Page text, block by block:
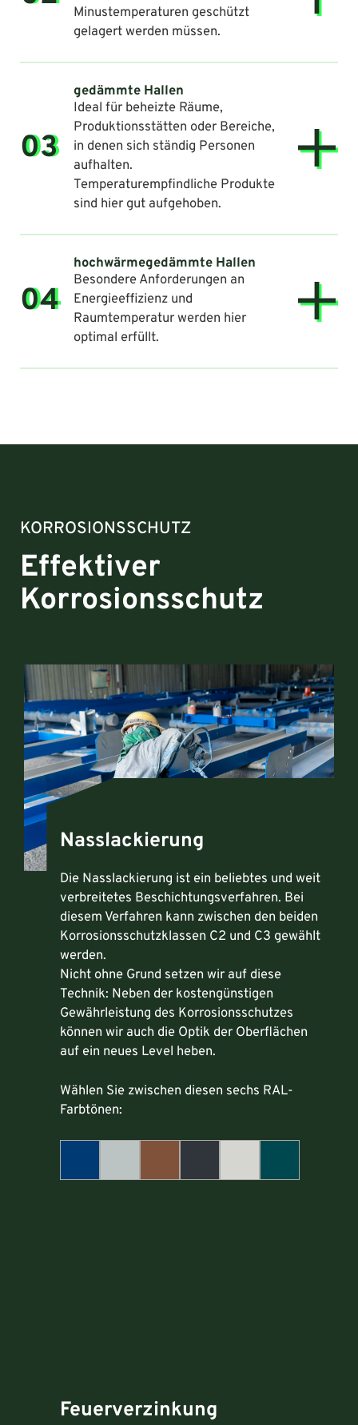
Minustemperaturen geschützt
gelagert werden müssen.
03
gedämmte Hallen
Ideal für beheizte Räume,
Produktionsstätten oder Bereiche,
in denen sich ständig Personen
aufhalten.
Temperaturempfindliche Produkte
sind hier gut aufgehoben.
04
hochwärmegedämmte Hallen
Besondere Anforderungen an
Energieeffizienz und
Raumtemperatur werden hier
optimal erfüllt.
KORROSIONSSCHUTZ
Effektiver
Korrosionsschutz
Nasslackierung
Die Nasslackierung ist ein beliebtes und weit
verbreitetes Beschichtungsverfahren. Bei
diesem Verfahren kann zwischen den beiden
Korrosionsschutzklassen C2 und C3 gewählt
werden.
Nicht ohne Grund setzen wir auf diese
Technik: Neben der kostengünstigen
Gewährleistung des Korrosionsschutzes
können wir auch die Optik der Oberflächen
auf ein neues Level heben.
Wählen Sie zwischen diesen sechs RAL-
Farbtönen:
Feuerverzinkung